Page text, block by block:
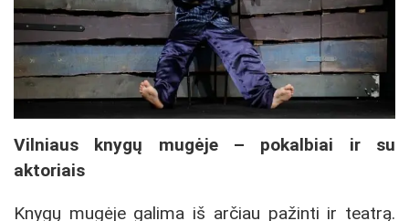
Vilniaus knygų mugėje – pokalbiai ir su
aktoriais
Knygų mugėje galima iš arčiau pažinti ir teatrą.